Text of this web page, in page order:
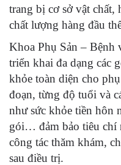
trang bị cơ sở vật chất,
chất lượng hàng đầu
Khoa Phụ Sản – Bệnh
triển khai đa dạng các
khỏe toàn diện cho
đoạn, từng độ tuổi và
như sức khỏe tiền hôn
gói… đảm bảo tiêu chí
công tác thăm khám,
sau điều trị.